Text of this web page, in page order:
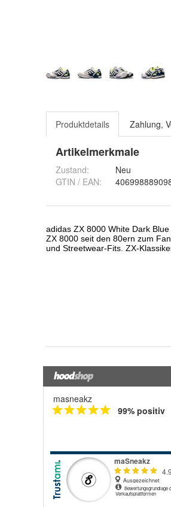
Produktdetails Zahlung,
Artikelmerkmale
Zustand:
Neu
GTIN / EAN:
masneakz
99% positiv